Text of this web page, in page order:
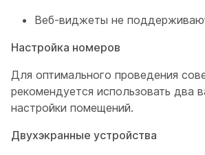
Веб-виджеты не
Настройка номеров
Для оптимального проведения
рекомендуется использовать два
настройки помещений.
Двухэкранные устройства